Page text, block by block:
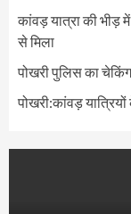
कांवड़ यात्रा की भीड़
से मिला
पोखरी पुलिस का
पोखरी:कांवड़